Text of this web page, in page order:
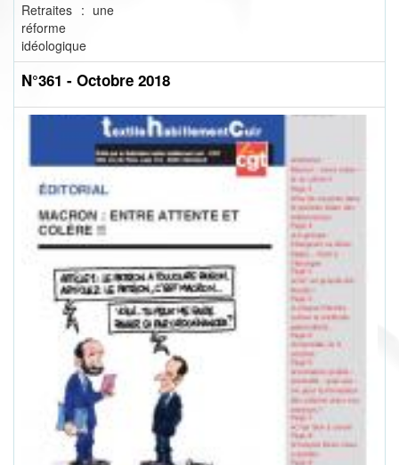
Retraites : une
réforme
idéologique
N°361 - Octobre 2018